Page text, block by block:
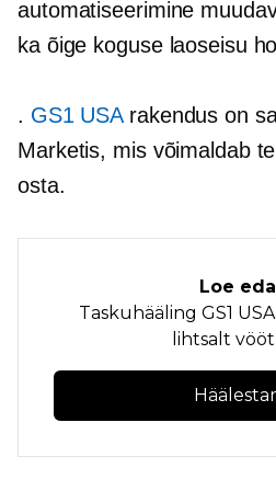
automatiseerimine
ka õige koguse laoseisu
. GS1 USArakendus on
Marketis, mis võimaldab
osta.
Loe
Taskuhääling GS1
lihtsalt